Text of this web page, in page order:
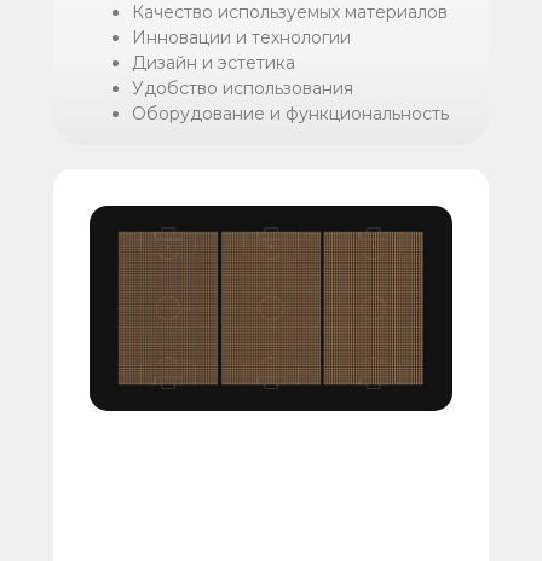
Качество используемых материалов
Инновации и технологии
Дизайн и эстетика
Удобство использования
Оборудование и функциональность